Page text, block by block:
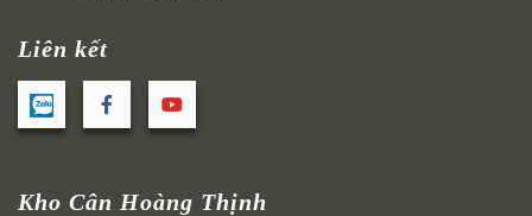
Liên kết
Kho Cân Hoàng Thịnh